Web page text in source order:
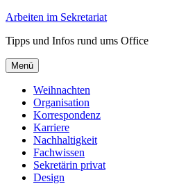
Arbeiten im Sekretariat
Tipps und Infos rund ums Office
Menü
Weihnachten
Organisation
Korrespondenz
Karriere
Nachhaltigkeit
Fachwissen
Sekretärin privat
Design